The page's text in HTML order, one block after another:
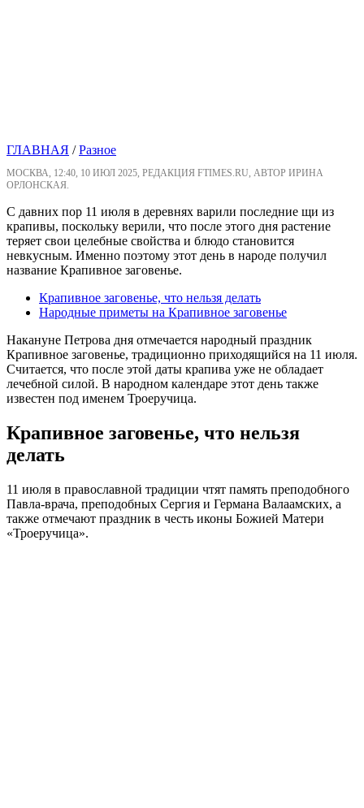
ГЛАВНАЯ /Разное
МОСКВА, 12:40, 10 ИЮЛ 2025, РЕДАКЦИЯ FTIMES.RU, АВТОР ИРИНА
ОРЛОНСКАЯ.
С давних пор 11 июля в деревнях варили последние щи из
крапивы, поскольку верили, что после этого дня растение
теряет свои целебные свойства и блюдо становится
невкусным. Именно поэтому этот день в народе получил
название Крапивное заговенье.
Крапивное заговенье, что нельзя делать
Народные приметы на Крапивное заговенье
Накануне Петрова дня отмечается народный праздник
Крапивное заговенье, традиционно приходящийся на 11 июля.
Считается, что после этой даты крапива уже не обладает
лечебной силой. В народном календаре этот день также
известен под именем Троеручица.
Крапивное заговенье, что нельзя
делать
11 июля в православной традиции чтят память преподобного
Павла-врача, преподобных Сергия и Германа Валаамских, а
также отмечают праздник в честь иконы Божией Матери
«Троеручица».